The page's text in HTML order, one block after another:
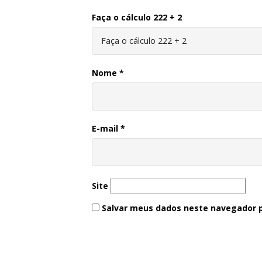
Faça o cálculo 222 + 2
Nome *
E-mail *
Site
Salvar meus dados neste